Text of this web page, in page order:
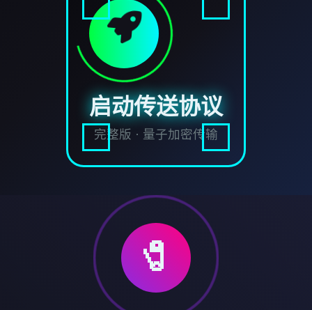
启动传送协议
完整版 · 量子加密传输
🧷